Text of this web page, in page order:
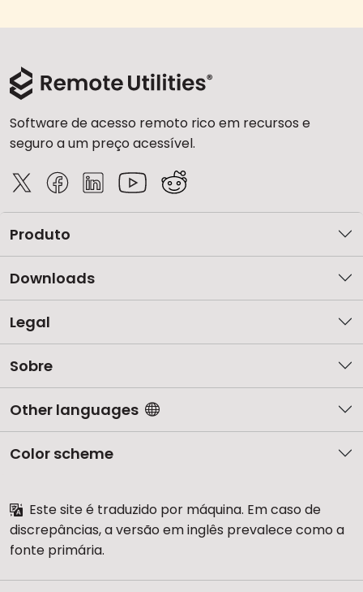
Software de acesso remoto rico em recursos e
seguro a um preço acessível.
Produto
Downloads
Legal
Sobre
Other languages
Color scheme
Este site é traduzido por máquina. Em caso de
discrepâncias, a versão em inglês prevalece como a
fonte primária.